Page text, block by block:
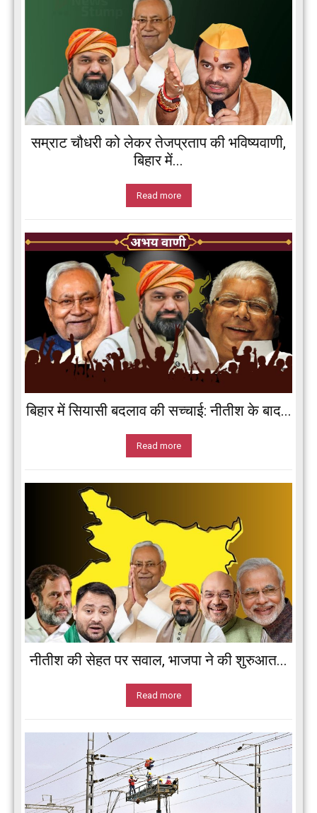
सम्राट चौधरी को लेकर तेजप्रताप की भविष्यवाणी,
बिहार में...
Read more
बिहार में सियासी बदलाव की सच्चाई: नीतीश के बाद...
Read more
नीतीश की सेहत पर सवाल, भाजपा ने की शुरुआत...
Read more